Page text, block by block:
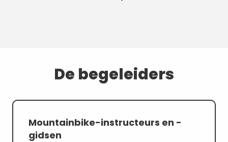
De begeleiders
Mountainbike-instructeurs en -
gidsen